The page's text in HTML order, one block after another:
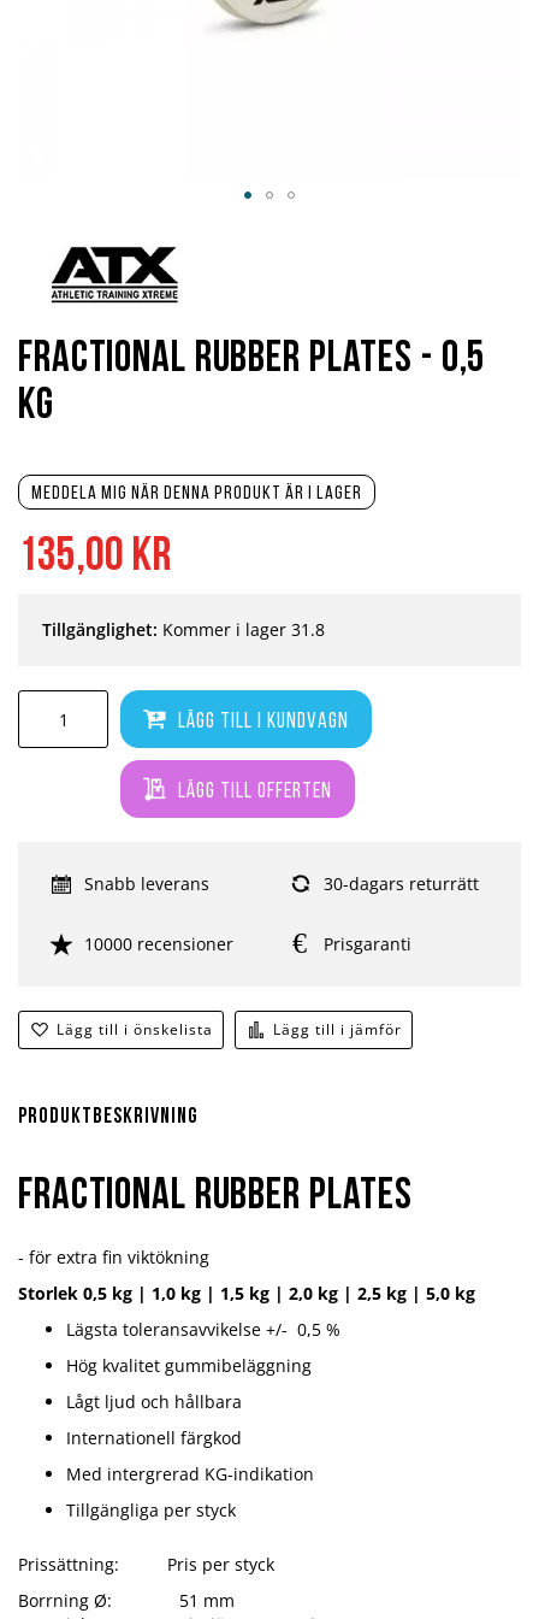
135,00 kr
Meddela mig när denna produkt är i lager
Lägg till i kundvagn
Lägg till offerten
Lägg till i önskelista Lägg till i jämför
Tillgänglighet: Kommer i lager 31.8
Snabb leverans 30-dagars returrätt
10000 recensioner Prisgaranti
Fractional Rubber Plates - 0,5
kg
början
bildgalleriet
Produktbeskrivning
Fractional Rubber Plates
- för extra fin viktökning
Storlek 0,5 kg | 1,0 kg | 1,5 kg | 2,0 kg | 2,5 kg | 5,0 kg
Lägsta toleransavvikelse +/- 0,5 %
Hög kvalitet gummibeläggning
Lågt ljud och hållbara
Internationell färgkod
Med intergrerad KG-indikation
Tillgängliga per styck
Prissättning: Pris per styck
Borrning Ø: 51 mm